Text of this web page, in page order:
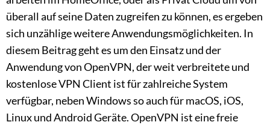
überall auf seine Daten zugreifen zu können, es ergeben
sich unzählige weitere Anwendungsmöglichkeiten. In
diesem Beitrag geht es um den Einsatz und der
Anwendung von OpenVPN, der weit verbreitete und
kostenlose VPN Client ist für zahlreiche System
verfügbar, neben Windows so auch für macOS, iOS,
Linux und Android Geräte. OpenVPN ist eine freie